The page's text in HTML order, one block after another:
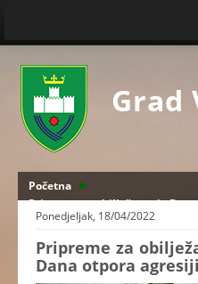
Grad
Početna
Pripreme za obilježavanje
Ponedjeljak, 18/04/2022
Pripreme za
Dana otpora agresiji